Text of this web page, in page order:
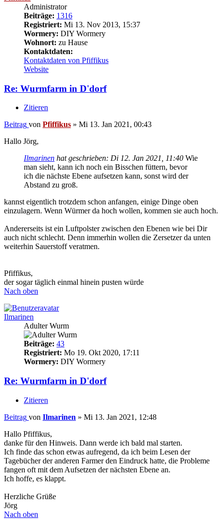
Administrator
Beiträge: 1316
Registriert: Mi 13. Nov 2013, 15:37
Wormery: DIY Wormery
Wohnort: zu Hause
Kontaktdaten:
Kontaktdaten von Pfiffikus
Website
Re: Wurmfarm in D'dorf
Zitieren
Beitrag von Pfiffikus » Mi 13. Jan 2021, 00:43
Hallo Jörg,
Ilmarinen hat geschrieben: Di 12. Jan 2021, 11:40 Wie
man sieht, kann ich noch ein Bisschen füttern, bevor
ich die nächste Ebene aufsetzen kann, sonst wird der
Abstand zu groß.
kannst eigentlich trotzdem schon anfangen, einige Dinge oben
einzulagern. Wenn Würmer da hoch wollen, kommen sie auch hoch.
Andererseits ist ein Luftpolster zwischen den Ebenen wie bei Dir
auch nicht schlecht. Denn immerhin wollen die Zersetzer da unten
weiterhin Sauerstoff veratmen.
Pfiffikus,
der sogar täglich einmal hinein pusten würde
Nach oben
Ilmarinen
Adulter Wurm
Beiträge: 43
Registriert: Mo 19. Okt 2020, 17:11
Wormery: DIY Wormery
Re: Wurmfarm in D'dorf
Zitieren
Beitrag von Ilmarinen » Mi 13. Jan 2021, 12:48
Hallo Pfiffikus,
danke für den Hinweis. Dann werde ich bald mal starten.
Ich finde das schon etwas aufregend, da ich beim Lesen der
Tagebücher der anderen Farmer den Eindruck hatte, die Probleme
fangen oft mit dem Aufsetzen der nächsten Ebene an.
Ich hoffe, es klappt.
Herzliche Grüße
Jörg
Nach oben